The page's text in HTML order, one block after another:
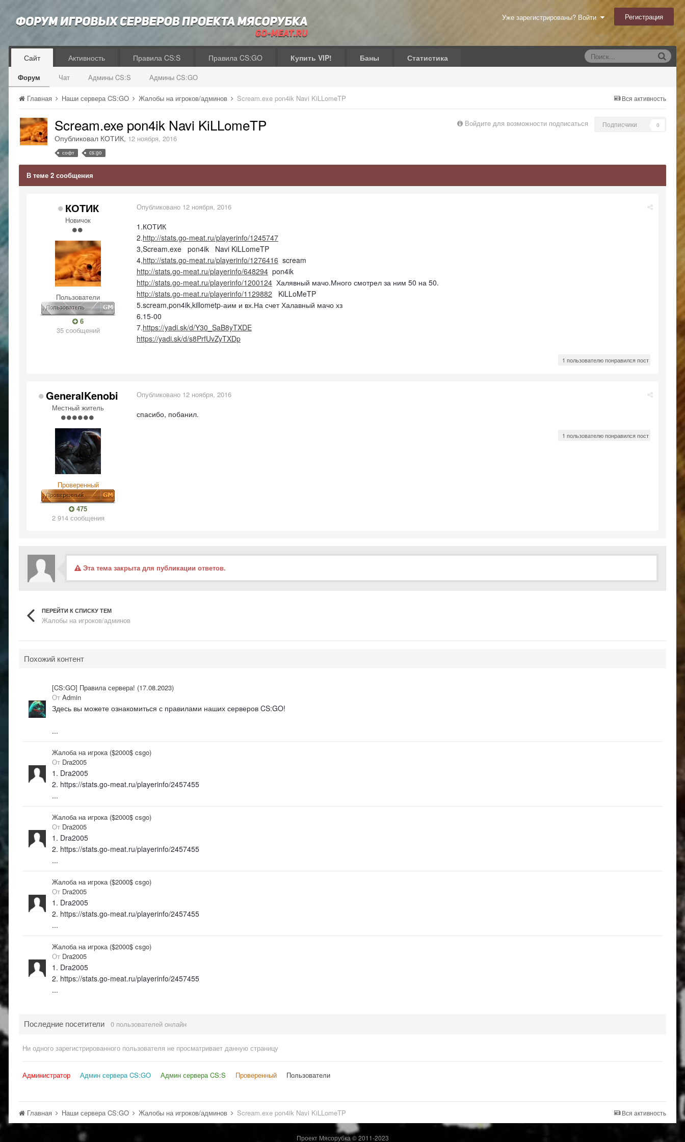
Уже зарегистрированы? Войти Регистрация
Сайт
Форум Чат Админы CS:S Админы CS:GO
Активность Правила CS:S Правила CS:GO Купить VIP! Баны Статистика
Вся активность
Главная Наши сервера CS:GO Жалобы на игроков/админов Scream.exe pon4ik Navi KiLLomeTP
Войдите для возможности подписаться Подписчики 0
Scream.exe pon4ik Navi KiLLomeTP
Опубликовал КОТИК, 12 ноября, 2016
софт cs:go
В теме 2 сообщения
КОТИК
Новичок
Пользователи
6
35 сообщений
Опубликовано 12 ноября, 2016
1.КОТИК
2.http://stats.go-meat.ru/playerinfo/1245747
3,Scream.exe pon4ik Navi KiLLomeTP
4,http://stats.go-meat.ru/playerinfo/1276416 scream
http://stats.go-meat.ru/playerinfo/648294 pon4ik
http://stats.go-meat.ru/playerinfo/1200124 Халявный мачо.Много смотрел за ним 50 на 50.
http://stats.go-meat.ru/playerinfo/1129882 KiLLoMeTP
5.scream,pon4ik,killometp-аим и вх.На счет Халавный мачо хз
6.15-00
7.https://yadi.sk/d/Y30_SaB8yTXDE
https://yadi.sk/d/s8PrfUvZyTXDp
1 пользователю понравился пост
GeneralKenobi
Местный житель
Проверенный
475
2 914 сообщения
Опубликовано 12 ноября, 2016
спасибо, побанил.
1 пользователю понравился пост
Эта тема закрыта для публикации ответов.
ПЕРЕЙТИ К СПИСКУ ТЕМ
Жалобы на игроков/админов
Похожий контент
[CS:GO] Правила сервера! (17.08.2023)
От Admin
Здесь вы можете ознакомиться с правилами наших серверов CS:GO!
...
Жалоба на игрока ($2000$ csgo)
От Dra2005
1. Dra2005
2. https://stats.go-meat.ru/playerinfo/2457455
...
Жалоба на игрока ($2000$ csgo)
От Dra2005
1. Dra2005
2. https://stats.go-meat.ru/playerinfo/2457455
...
Жалоба на игрока ($2000$ csgo)
От Dra2005
1. Dra2005
2. https://stats.go-meat.ru/playerinfo/2457455
...
Жалоба на игрока ($2000$ csgo)
От Dra2005
1. Dra2005
2. https://stats.go-meat.ru/playerinfo/2457455
...
Последние посетители 0 пользователей онлайн
Ни одного зарегистрированного пользователя не просматривает данную страницу
Администратор Админ сервера CS:GO Админ сервера CS:S Проверенный Пользователи
Вся активность
Главная Наши сервера CS:GO Жалобы на игроков/админов Scream.exe pon4ik Navi KiLLomeTP
Проект Мясорубка © 2011-2023